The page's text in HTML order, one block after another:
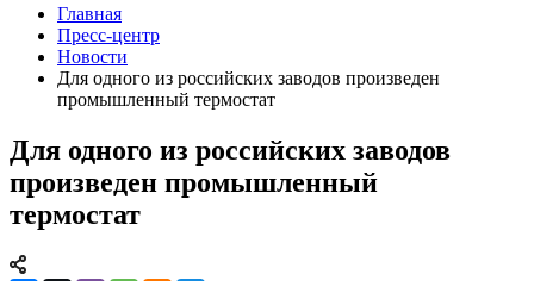
Главная
Пресс-центр
Новости
Для одного из российских заводов произведен
промышленный термостат
Для одного из российских заводов
произведен промышленный
термостат